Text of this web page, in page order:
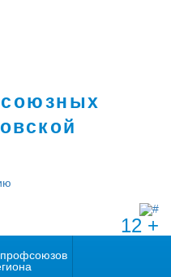
12 +